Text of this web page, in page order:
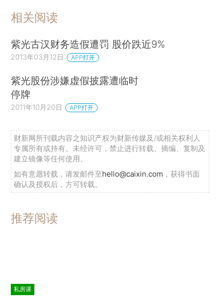
相关阅读
紫光古汉财务造假遭罚 股价跌近9%
2013年03月12日 APP打开
紫光股份涉嫌虚假披露遭临时
停牌
2011年10月20日 APP打开
财新网所刊载内容之知识产权为财新传媒及/或相关权利人
专属所有或持有。未经许可，禁止进行转载、摘编、复制及
建立镜像等任何使用。
如有意愿转载，请发邮件至hello@caixin.com ，获得书面
确认及授权后，方可转载。
推荐阅读
私房课